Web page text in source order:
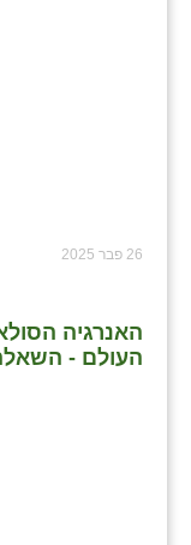
26 פבר 2025
האנרגיה
העולם -